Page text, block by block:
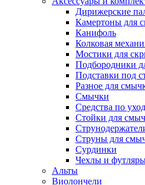
Дирижерские
Камертоны для
Канифоль
Колковая
Мостики для
Подбородники
Подставки под
Разное для
Смычки
Средства по
Стойки для
Струны для
Сурдинки
Чехлы и
Альты
Виолончели